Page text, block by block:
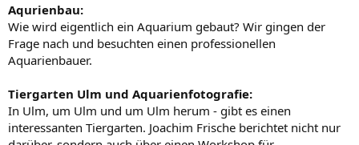
Aqurienbau:
Wie wird eigentlich ein Aquarium gebaut? Wir gingen der
Frage nach und besuchten einen professionellen
Aquarienbauer.
Tiergarten Ulm und Aquarienfotografie:
In Ulm, um Ulm und um Ulm herum - gibt es einen
interessanten Tiergarten. Joachim Frische berichtet nicht nur